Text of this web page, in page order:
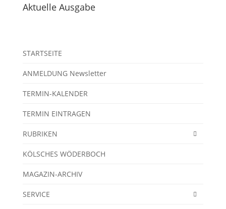
Aktuelle Ausgabe
STARTSEITE
ANMELDUNG Newsletter
TERMIN-KALENDER
TERMIN EINTRAGEN
RUBRIKEN
KÖLSCHES WÖDERBOCH
MAGAZIN-ARCHIV
SERVICE